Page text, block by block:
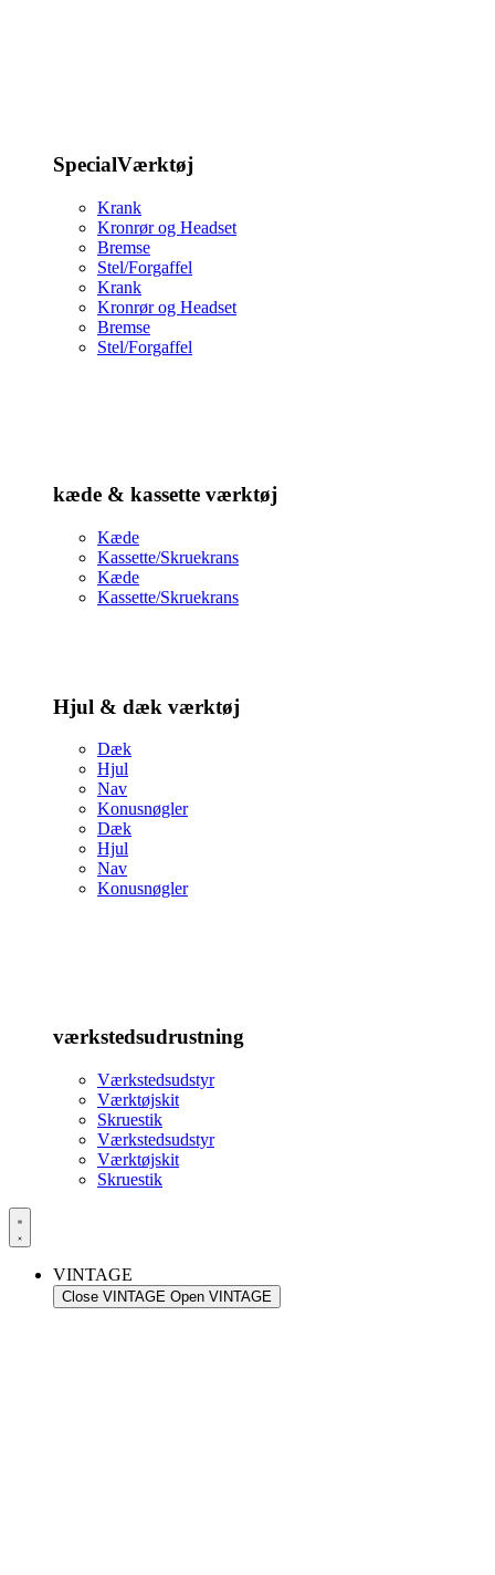
SpecialVærktøj
Krank
Kronrør og Headset
Bremse
Stel/Forgaffel
Krank
Kronrør og Headset
Bremse
Stel/Forgaffel
kæde & kassette værktøj
Kæde
Kassette/Skruekrans
Kæde
Kassette/Skruekrans
Hjul & dæk værktøj
Dæk
Hjul
Nav
Konusnøgler
Dæk
Hjul
Nav
Konusnøgler
værkstedsudrustning
Værkstedsudstyr
Værktøjskit
Skruestik
Værkstedsudstyr
Værktøjskit
Skruestik
VINTAGE
Close VINTAGE Open VINTAGE